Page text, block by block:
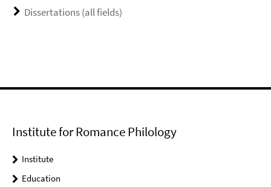
Dissertations (all fields)
Institute for Romance Philology
Institute
Education